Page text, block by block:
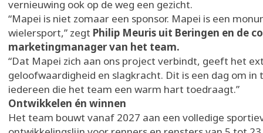
vernieuwing ook op de weg een gezicht.
“Mapei is niet zomaar een sponsor. Mapei is een
wielersport,” zegt Philip Meuris uit Beringen en de
marketingmanager van het team.
“Dat Mapei zich aan ons project verbindt, geeft het
geloofwaardigheid en slagkracht. Dit is een dag om in
iedereen die het team een warm hart toedraagt.”
Ontwikkelen én winnen
Het team bouwt vanaf 2027 aan een volledige